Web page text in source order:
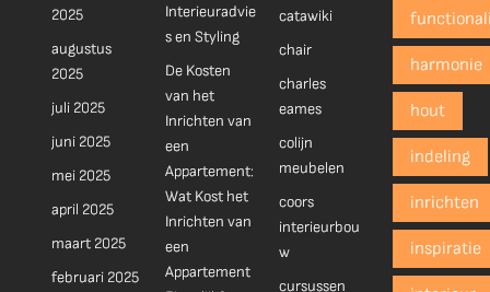
2025
augustus
2025
juli 2025
juni 2025
mei 2025
april 2025
maart 2025
februari 2025
Interieuradvie
s en Styling
De Kosten
van het
Inrichten van
een
Appartement:
Wat Kost het
Inrichten van
een
Appartement
catawiki
chair
charles
eames
colijn
meubelen
coors
interieurbou
w
cursussen
harmonie
hout
indeling
inrichten
inspiratie